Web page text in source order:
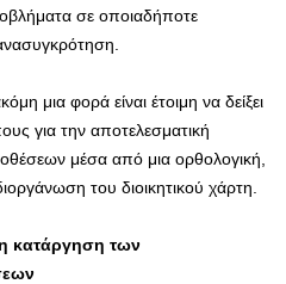
σε οποιαδήποτε
μια φορά είναι έτοιμη να δείξει
για την αποτελεσματική
μέσα από μια ορθολογική,
του διοικητικού χάρτη.
κατάργηση των